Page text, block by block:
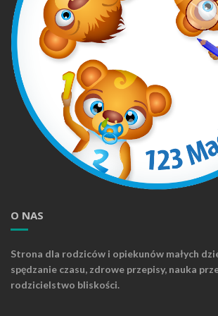
O NAS
Strona dla rodziców i opiekunów małych
spędzanie czasu, zdrowe przepisy, nauka
rodzicielstwo bliskości.